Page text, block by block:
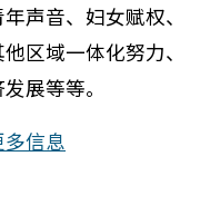
声音、妇女赋权、
区域一体化努力、
展等等。
信息